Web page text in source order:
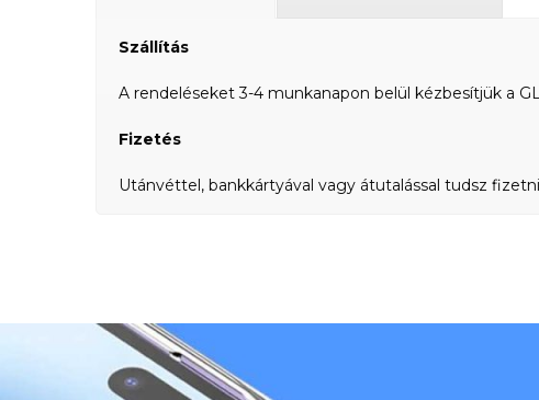
Szállítás
A rendeléseket 3-4 munkanapon belül kézbesítjük a
Fizetés
Utánvéttel, bankkártyával vagy átutalással tudsz